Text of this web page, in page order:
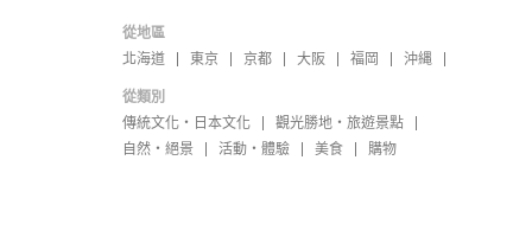
從地區
北海道
東京 京都 大阪 福岡 沖縄
從類別
傳統文化・日本文化
觀光勝地・旅遊景點
自然・絕景
活動・體驗 美食 購物